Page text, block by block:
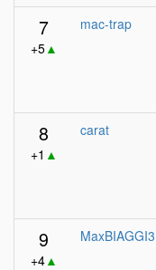
7
+5▲
mac-trap
8
+1 ▲
carat
9
+4▲
MaxBIAGGI3